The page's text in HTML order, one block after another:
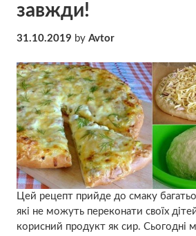
завжди!
31.10.2019 by Avtor
Цей рецепт прийде до смаку
які не можуть переконати своїх
корисний продукт як сир. Сьогодні